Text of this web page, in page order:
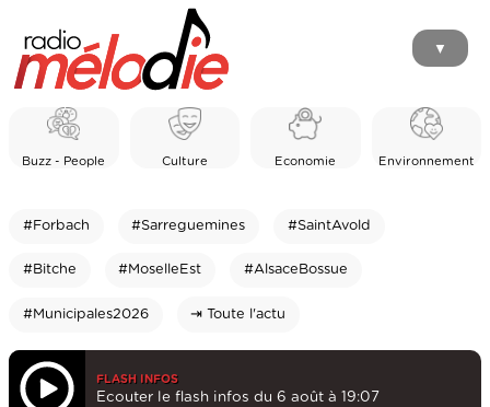
▼
Buzz - People Culture Economie Environnement
#Forbach #Sarreguemines #SaintAvold
#Bitche #MoselleEst #AlsaceBossue
#Municipales2026 ⇥ Toute l'actu
FLASH INFOS
Ecouter le flash infos du 6 août à 19:07